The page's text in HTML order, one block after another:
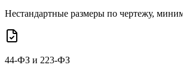
Нестандартные размеры по чертежу,
44-ФЗ и 223-ФЗ